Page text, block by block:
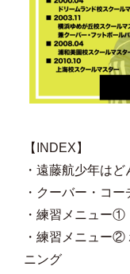
【INDEX】
・遠藤航少年は
・クーバー・コー
・練習メニュー①
・練習メニュー②
ニング